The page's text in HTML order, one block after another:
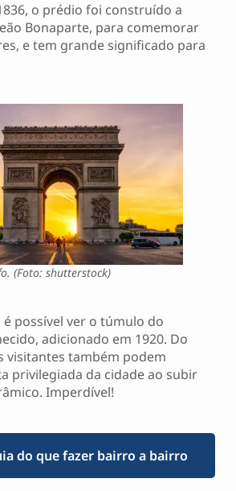
o prédio foi construído a
Bonaparte, para comemorar
e tem grande significado para
(Foto: shutterstock)
é possível ver o túmulo do
adicionado em 1920. Do
visitantes também podem
privilegiada da cidade ao subir
Imperdível!
do que fazer bairro a bairro